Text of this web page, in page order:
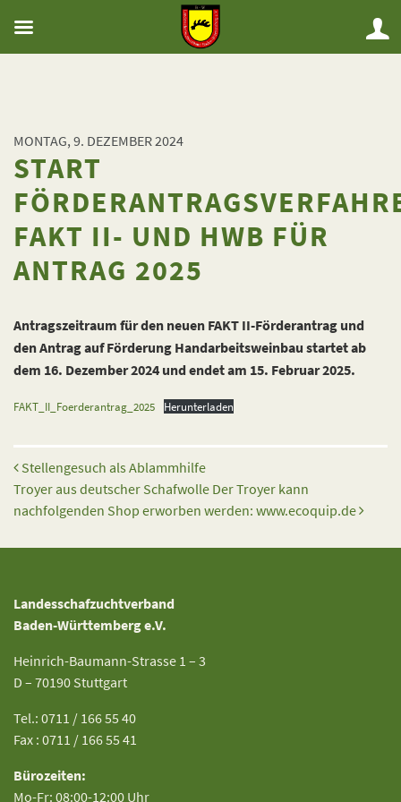
MONTAG, 9. DEZEMBER 2024
START
FAKT II- UND HWB FÜR
ANTRAG 2025
Antragszeitraum für den neuen FAKT II-Förderantrag und
den Antrag auf Förderung Handarbeitsweinbau startet ab
dem 16. Dezember 2024 und endet am 15. Februar 2025.
FAKT_II_Foerderantrag_2025 Herunterladen
Beitrags-Navigation
Stellengesuch als Ablammhilfe
Troyer aus deutscher Schafwolle Der Troyer kann
nachfolgenden Shop erworben werden: www.ecoquip.de
Landesschafzuchtverband
Baden-Württemberg e.V.
Heinrich-Baumann-Strasse 1 – 3
D – 70190 Stuttgart
Tel.: 0711 / 166 55 40
Fax : 0711 / 166 55 41
Bürozeiten:
Mo-Fr: 08:00-12:00 Uhr